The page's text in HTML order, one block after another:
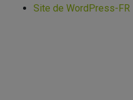
Site de WordPress-FR